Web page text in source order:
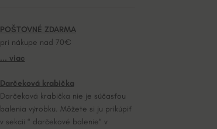
POŠTOVNÉ ZDARMA
pri nákupe nad 70€
... viac
Darčeková krabička
Darčeková krabička nie je súčasťou
balenia výrobku. Môžete si ju prikúpiť
v sekcii “ darčekové balenie“ v